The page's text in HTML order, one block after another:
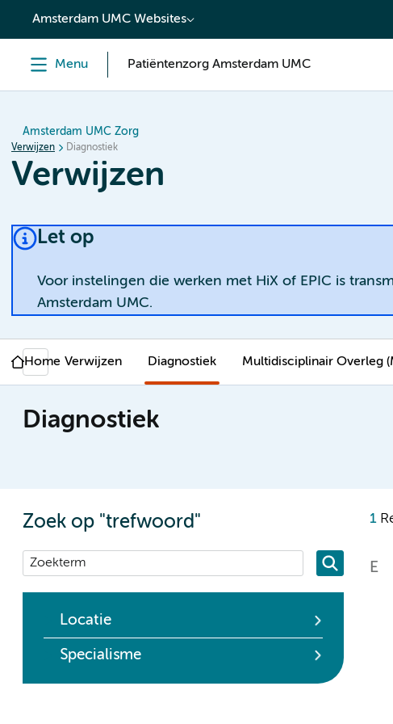
content
Amsterdam UMC Websites
Menu Patiëntenzorg Amsterdam UMC
Amsterdam UMC Zorg
Verwijzen Diagnostiek
Verwijzen
Let op
Voor instelingen die werken met HiX of EPIC is
Amsterdam UMC.
Home Verwijzen Diagnostiek Multidisciplinair Overleg
Diagnostiek
Zoek op "trefwoord"
Locatie
Specialisme
1
E